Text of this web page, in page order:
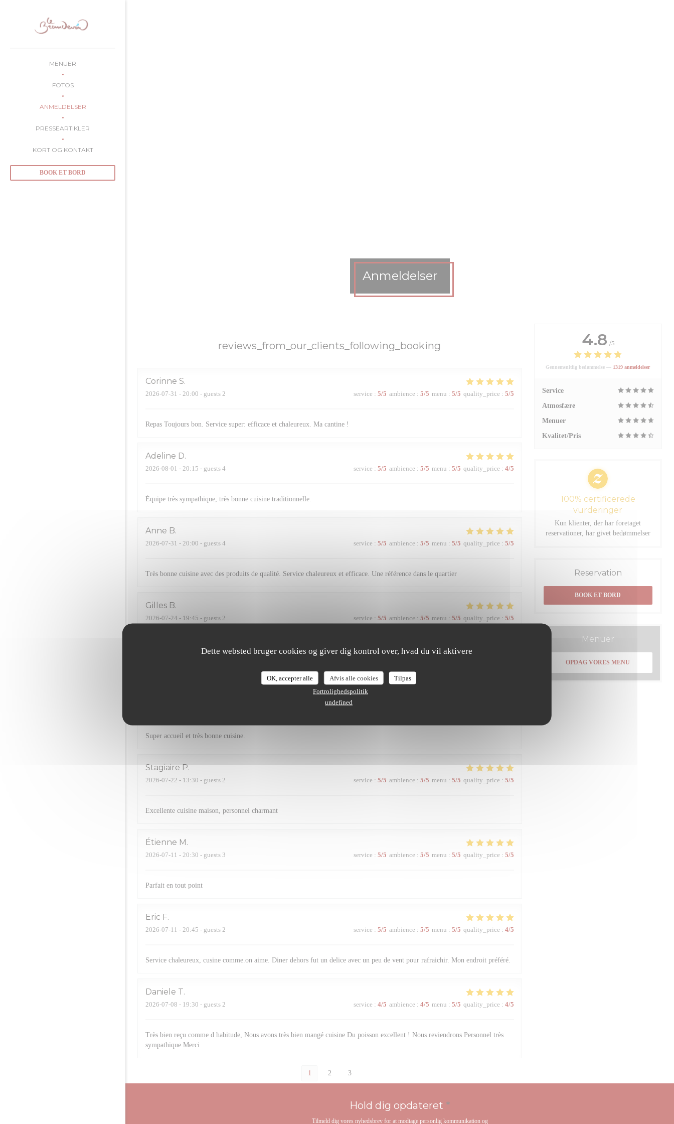
Dette websted bruger cookies og giver dig kontrol over, hvad du vil aktivere
OK, accepter alle Afvis alle cookies
Tilpas
Fortrolighedspolitik
undefined
MENUER
FOTOS
ANMELDELSER
PRESSEARTIKLER
KORT OG KONTAKT
BOOK ET BORD
Anmeldelser
reviews_from_our_clients_following_booking
Corinne S
2026-07-31 - 20:00 - guests 2 service : 5/5 ambience : 5/5 menu : 5/5 quality_price : 5/5
Repas Toujours bon. Service super: efficace et chaleureux. Ma cantine !
Adeline D
2026-08-01 - 20:15 - guests 4 service : 5/5 ambience : 5/5 menu : 5/5 quality_price : 4/5
Équipe très sympathique, très bonne cuisine traditionnelle.
Anne B
2026-07-31 - 20:00 - guests 4 service : 5/5 ambience : 5/5 menu : 5/5 quality_price : 5/5
Très bonne cuisine avec des produits de qualité. Service chaleureux et efficace. Une référence dans le quartier
Gilles B
2026-07-24 - 19:45 - guests 2 service : 5/5 ambience : 5/5 menu : 5/5 quality_price : 5/5
Super accueil et très bonne cuisine.
Stagiaire P
2026-07-22 - 13:30 - guests 2 service : 5/5 ambience : 5/5 menu : 5/5 quality_price : 5/5
Excellente cuisine maison, personnel charmant
Étienne M
2026-07-11 - 20:30 - guests 3 service : 5/5 ambience : 5/5 menu : 5/5 quality_price : 5/5
Parfait en tout point
Eric F
2026-07-11 - 20:45 - guests 2 service : 5/5 ambience : 5/5 menu : 5/5 quality_price : 4/5
Service chaleureux, cusine comme.on aime. Diner dehors fut un delice avec un peu de vent pour rafraichir. Mon endroit préféré.
Daniele T
2026-07-08 - 19:30 - guests 2 service : 4/5 ambience : 4/5 menu : 5/5 quality_price : 4/5
Très bien reçu comme d habitude, Nous avons très bien mangé cuisine Du poisson excellent ! Nous reviendrons Personnel très
sympathique Merci
1 2 3
4.8 /5
Gennemsnitlig bedømmelse — 1319 anmeldelser
Service
Atmosfære
Menuer
Kvalitet/Pris
100% certificerede
vurderinger
Kun klienter, der har foretaget
reservationer, har givet bedømmelser
Reservation
BOOK ET BORD
Menuer
OPDAG VORES MENU
Hold dig opdateret *
Tilmeld dig vores nyhedsbrev for at modtage personlig kommunikation og